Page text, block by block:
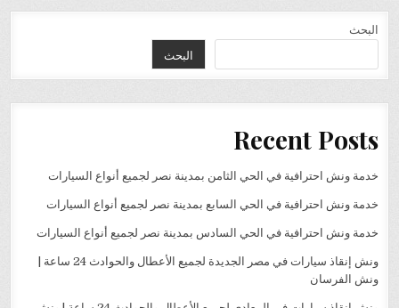
البحث
البحث
Recent Posts
خدمة ونش احترافية في الحي الثامن بمدينة نصر لجميع أنواع السيارات
خدمة ونش احترافية في الحي السابع بمدينة نصر لجميع أنواع السيارات
خدمة ونش احترافية في الحي السادس بمدينة نصر لجميع أنواع السيارات
ونش إنقاذ سيارات في مصر الجديدة لجميع الأعطال والحوادث 24 ساعة |
ونش الفرسان